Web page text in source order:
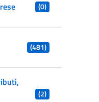
(0)
(481)
(2)